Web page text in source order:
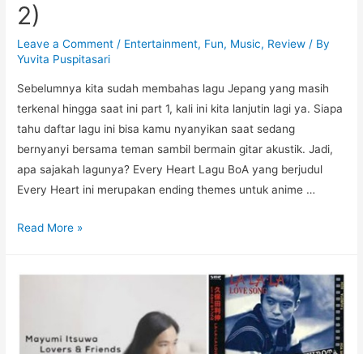
2)
Leave a Comment / Entertainment, Fun, Music, Review / By
Yuvita Puspitasari
Sebelumnya kita sudah membahas lagu Jepang yang masih
terkenal hingga saat ini part 1, kali ini kita lanjutin lagi ya. Siapa
tahu daftar lagu ini bisa kamu nyanyikan saat sedang
bernyanyi bersama teman sambil bermain gitar akustik. Jadi,
apa sajakah lagunya? Every Heart Lagu BoA yang berjudul
Every Heart ini merupakan ending themes untuk anime …
Lagu
Masih
Read More »